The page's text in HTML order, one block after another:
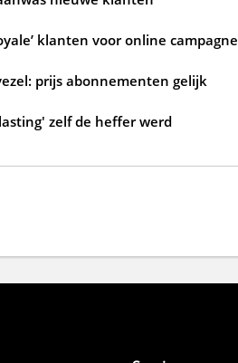
klanten voor online campagne
prijs abonnementen gelijk
zelf de heffer werd